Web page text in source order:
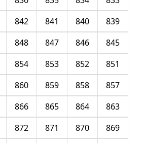
839
840
841
842
845
846
847
848
851
852
853
854
857
858
859
860
863
864
865
866
869
870
871
872